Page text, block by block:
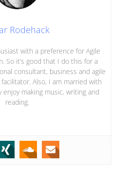
Rodehack
with a preference for Agile
So it’s good that I do this for a
consultant, business and agile
Also, I am married with
making music, writing and
reading.